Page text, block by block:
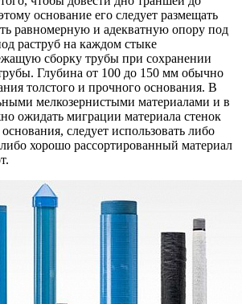
основание его следует размещать
равномерную и адекватную опору под
раструб на каждом стыке
сборку трубы при сохранении
Глубина от 100 до 150 мм обычно
толстого и прочного основания. В
мелкозернистыми материалами и в
ожидать миграции материала стенок
следует использовать либо
хорошо рассортированный материал